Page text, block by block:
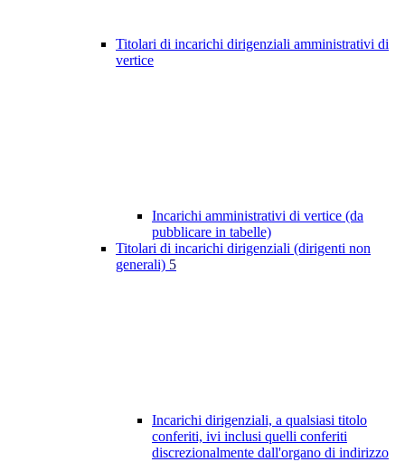
Titolari di incarichi dirigenziali amministrativi di
vertice
Incarichi amministrativi di vertice (da
pubblicare in tabelle)
Titolari di incarichi dirigenziali (dirigenti non
generali) 5
Incarichi dirigenziali, a qualsiasi titolo
conferiti, ivi inclusi quelli conferiti
discrezionalmente dall'organo di indirizzo